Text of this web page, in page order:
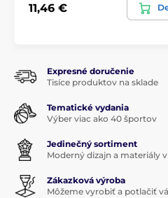
11,46 €
Expresné doručenie
Tisíce produktov na sklade
Tematické vydania
Výber viac ako 40 športov
Jedinečný sortiment
Moderný dizajn a materiály
Zákazková výroba
Môžeme vyrobiť a potlačiť